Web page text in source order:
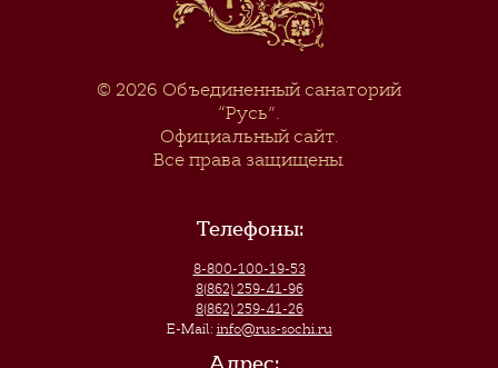
© 2026 Объединенный санаторий
“Русь”.
Официальный сайт.
Все права защищены.
Телефоны:
8-800-100-19-53
8(862) 259-41-96
8(862) 259-41-26
E-Mail: info@rus-sochi.ru